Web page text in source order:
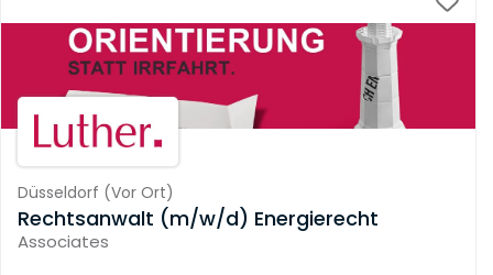
Düsseldorf (Vor Ort)
Rechtsanwalt (m/w/d) Energierecht
Associates